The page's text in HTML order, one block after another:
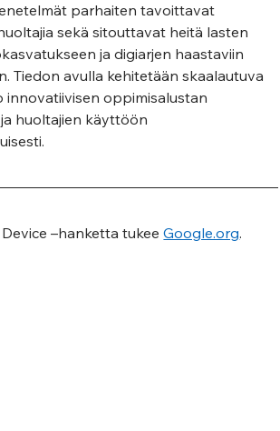
parhaiten tavoittavat
sekä sitouttavat heitä lasten
ja digiarjen haastaviin
Tiedon avulla kehitetään skaalautuva
innovatiivisen oppimisalustan
huoltajien käyttöön
–hanketta tukee Google.org.